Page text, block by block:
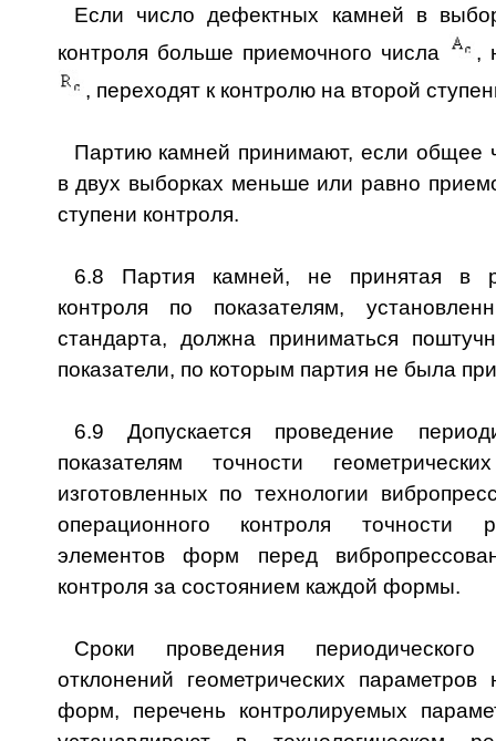
Если число дефектных камней в
контроля больше приемочного числа
,
, переходят к контролю на второй
Партию камней принимают, если общее
в двух выборках меньше или равно
ступени контроля.
6.8 Партия камней, не принятая в
контроля по показателям,
стандарта, должна приниматься
показатели, по которым партия не была
6.9 Допускается проведение
показателям точности
изготовленных по технологии
операционного контроля точности
элементов форм перед
контроля за состоянием каждой формы.
Сроки проведения
отклонений геометрических
форм, перечень контролируемых